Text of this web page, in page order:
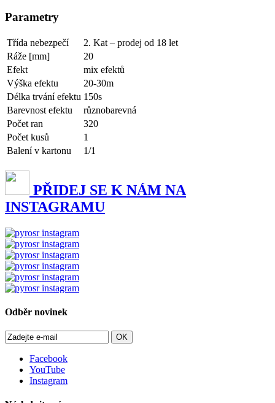
Parametry
Třída nebezpečí
2. Kat – prodej od 18 let
Ráže [mm]
20
Efekt
mix efektů
Výška efektu
20-30m
Délka trvání efektu 150s
Barevnost efektu
různobarevná
Počet ran
320
Počet kusů
1
Balení v kartonu
1/1
PŘIDEJ SE K NÁM NA
INSTAGRAMU
Odběr novinek
OK
Facebook
YouTube
Instagram